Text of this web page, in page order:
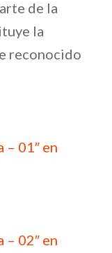
de la
la
reconocido
– 01″ en
– 02″ en